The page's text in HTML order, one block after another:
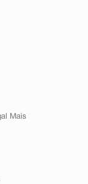
Mais